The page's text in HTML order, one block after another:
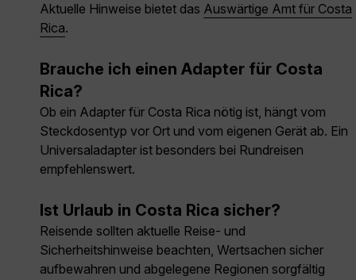
Aktuelle Hinweise bietet das Auswärtige Amt für Costa
Rica.
Brauche ich einen Adapter für Costa
Rica?
Ob ein Adapter für Costa Rica nötig ist, hängt vom
Steckdosentyp vor Ort und vom eigenen Gerät ab. Ein
Universaladapter ist besonders bei Rundreisen
empfehlenswert.
Ist Urlaub in Costa Rica sicher?
Reisende sollten aktuelle Reise- und
Sicherheitshinweise beachten, Wertsachen sicher
aufbewahren und abgelegene Regionen sorgfältig